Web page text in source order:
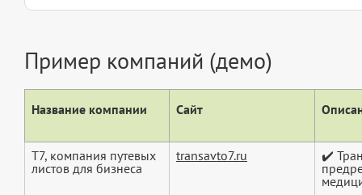
Пример компаний (демо)
Название компании Сайт
Т7, компания путевых
листов для бизнеса
transavto7.ru
✔️